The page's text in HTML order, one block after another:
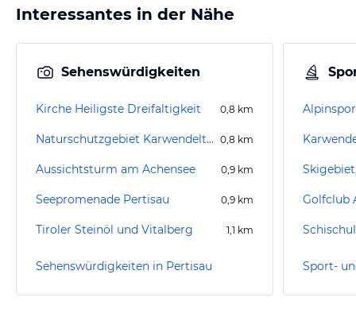
Interessantes in der Nähe
Sehenswürdigkeiten
Kirche Heiligste Dreifaltigkeit 0,8 km
Naturschutzgebiet Karwendeltäler 0,8 km
Aussichtsturm am Achensee 0,9 km
Seepromenade Pertisau 0,9 km
Tiroler Steinöl und Vitalberg 1,1 km
Sehenswürdigkeiten in Pertisau
Golfclub